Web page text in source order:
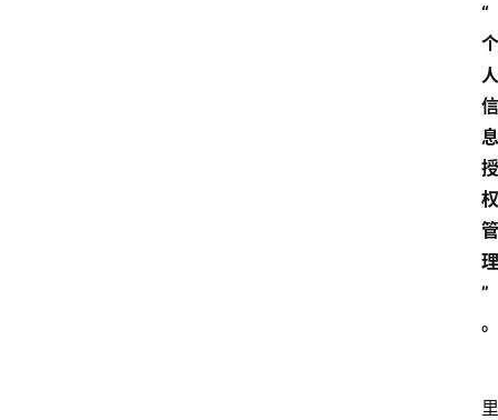
“
个
人
信
息
授
权
管
理
”
。
里